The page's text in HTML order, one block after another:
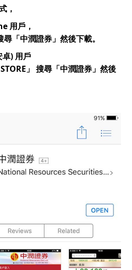
，
用戶，
尋「中潤證券」然後下載。
) 用戶
」 搜尋「中潤證券」然後